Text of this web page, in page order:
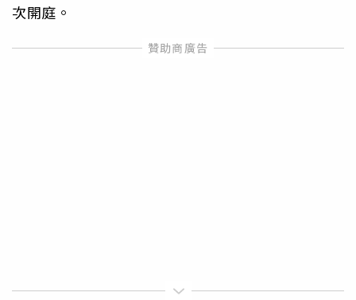
次開庭。